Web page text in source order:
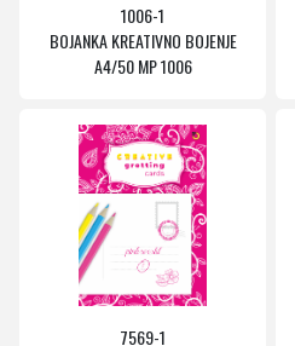
1006-1
BOJANKA KREATIVNO BOJENJE
A4/50 MP 1006
7569-1